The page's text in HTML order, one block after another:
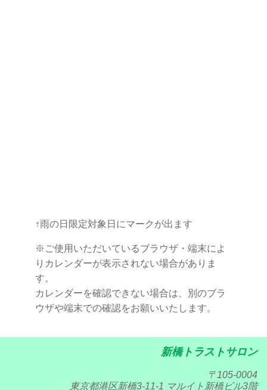
↑雨の日限定対象日にマークが出ます
※ご使用いただいているブラウザ・端末によ
りカレンダーが表示されない場合がありま
す。
カレンダーを確認できない場合は、別のブラ
ウザや端末での確認をお願いいたします。
新橋トラストサロン
〒105-0004
東京都港区新橋3-11-1 マルイト新橋ビル3階